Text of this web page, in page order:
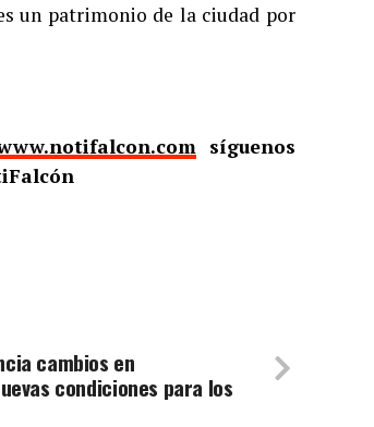
un patrimonio de la ciudad por
síguenos
cambios en
condiciones para los